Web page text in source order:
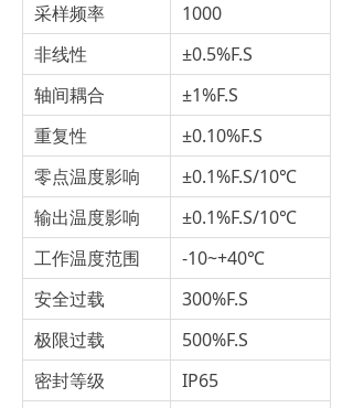
采样频率
1000
非线性
±0.5%F.S
轴间耦合
±1%F.S
重复性
±0.10%F.S
零点温度影响
±0.1%F.S/10℃
输出温度影响
±0.1%F.S/10℃
工作温度范围
-10~+40℃
安全过载
300%F.S
极限过载
500%F.S
密封等级
IP65